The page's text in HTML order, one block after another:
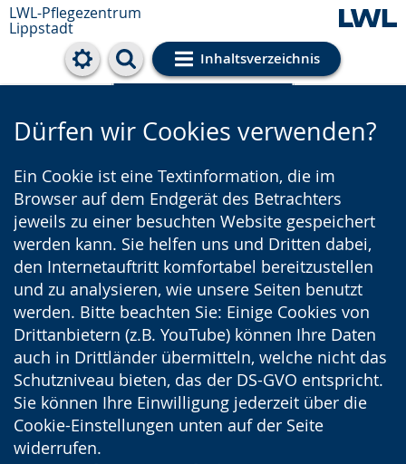
LWL-Pflegezentrum
Lippstadt
Inhaltsverzeichnis
Cookie-Einstellungen
Dürfen wir Cookies verwenden?
Ein Cookie ist eine Textinformation, die im
Browser auf dem Endgerät des Betrachters
jeweils zu einer besuchten Website gespeichert
werden kann. Sie helfen uns und Dritten dabei,
den Internetauftritt komfortabel bereitzustellen
und zu analysieren, wie unsere Seiten benutzt
werden. Bitte beachten Sie: Einige Cookies von
Drittanbietern (z.B. YouTube) können Ihre Daten
auch in Drittländer übermitteln, welche nicht das
Schutzniveau bieten, das der DS-GVO entspricht.
Sie können Ihre Einwilligung jederzeit über die
Cookie-Einstellungen unten auf der Seite
widerrufen.